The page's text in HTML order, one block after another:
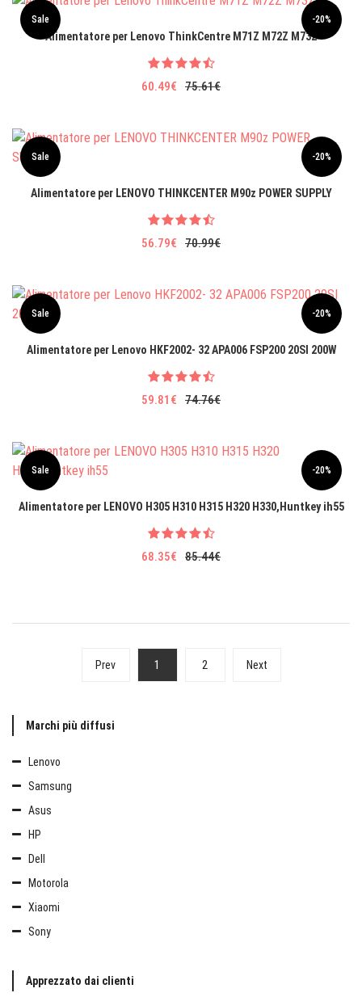
Sale -20%
Alimentatore per Lenovo ThinkCentre M71Z M72Z M73Z
60.49€ 75.61€
Sale -20%
Alimentatore per LENOVO THINKCENTER M90z POWER SUPPLY
56.79€ 70.99€
Sale -20%
Alimentatore per Lenovo HKF2002- 32 APA006 FSP200 20SI 200W
59.81€ 74.76€
Sale -20%
Alimentatore per LENOVO H305 H310 H315 H320 H330,Huntkey ih55
68.35€ 85.44€
Prev 1 2 Next
Marchi più diffusi
Lenovo
Samsung
Asus
HP
Dell
Motorola
Xiaomi
Sony
Apprezzato dai clienti